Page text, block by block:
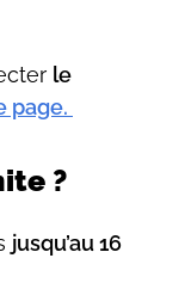
le
page.
?
jusqu’au 16